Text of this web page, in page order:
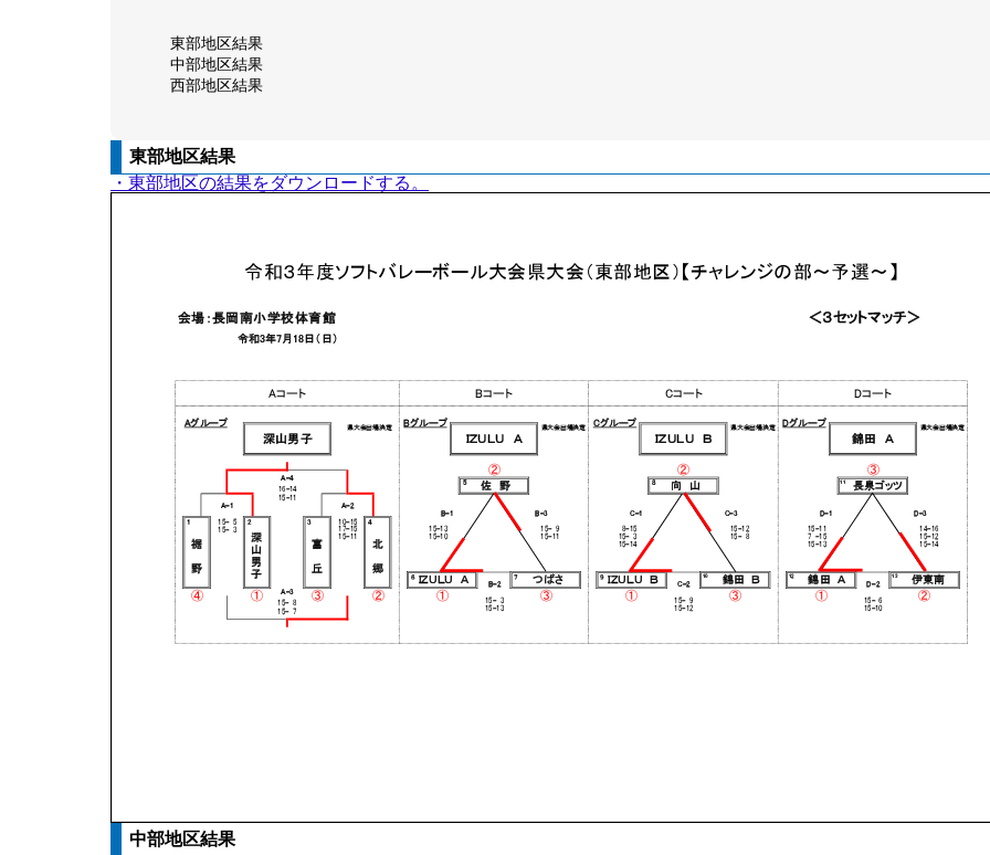
東部地区結果
中部地区結果
西部地区結果
東部地区結果
・東部地区の結果をダウンロードする。
中部地区結果